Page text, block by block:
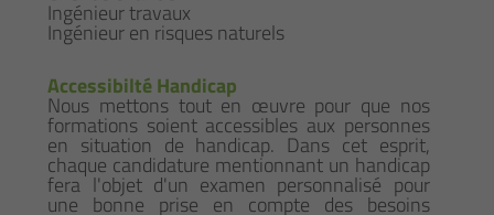
Ingénieur travaux
Ingénieur en risques naturels
Accessibilté Handicap
Nous mettons tout en œuvre pour que nos
formations soient accessibles aux personnes
en situation de handicap. Dans cet esprit,
chaque candidature mentionnant un handicap
fera l'objet d'un examen personnalisé pour
une bonne prise en compte des besoins